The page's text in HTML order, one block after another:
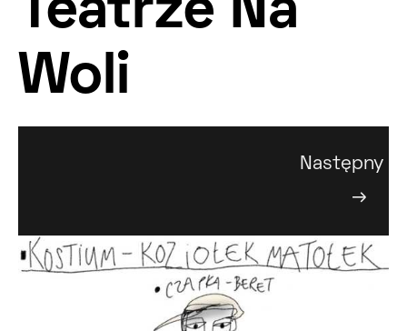
Teatrze Na
Woli
Następny
→